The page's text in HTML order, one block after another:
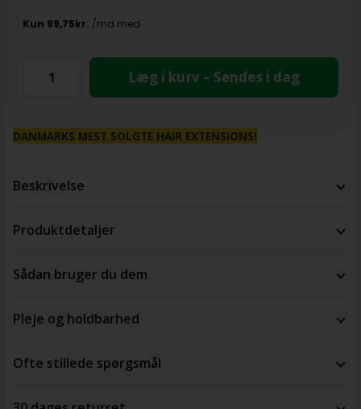
Læg i kurv – Sendes i dag
DANMARKS MEST SOLGTE HAIR EXTENSIONS!
Beskrivelse
Produktdetaljer
Sådan bruger du dem
Pleje og holdbarhed
Ofte stillede spørgsmål